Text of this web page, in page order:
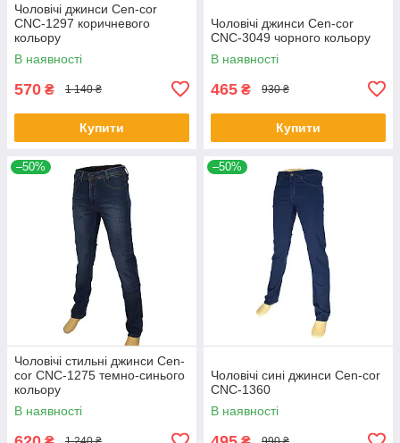
Чоловічі джинси Cen-cor
CNC-1297 коричневого
кольору
В наявності
570 ₴ 1 140 ₴
Купити
Чоловічі джинси Cen-cor
CNC-3049 чорного кольору
В наявності
465 ₴ 930 ₴
Купити
–50%
Чоловічі стильні джинси Cen-
cor CNC-1275 темно-синього
кольору
В наявності
–50%
Чоловічі сині джинси Cen-cor
CNC-1360
В наявності